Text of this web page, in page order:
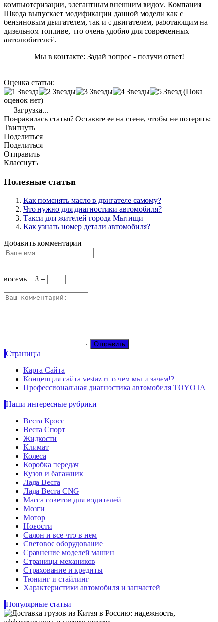
компьютеризации, элегантным внешним видом. Компания
Шкода выпускает модификации данной модели как с
бензиновым двигателем, так и с двигателем, работающим на
дизельном топливе, что очень удобно для современных
автолюбителей.
Мы в контакте: Задай вопрос - получи ответ!
Оценка статьи:
(Пока
оценок нет)
Загрузка...
Понравилась статья? Оставьте ее на стене, чтобы не потерять:
Твитнуть
Поделиться
Поделиться
Отправить
Класснуть
Полезные статьи
Как поменять масло в двигателе самому?
Что нужно для диагностики автомобиля?
Такси для жителей города Мытищи
Как узнать номер детали автомобиля?
Добавить комментарий
восемь − 8 =
Страницы
Карта Сайта
Концепция сайта vestaz.ru о чем мы и зачем!?
Профессиональная диагностика автомобиля TOYOTA
Наши интересные рубрики
Веста Кросс
Веста Спорт
Жидкости
Климат
Колеса
Коробка передач
Кузов и багажник
Лада Веста
Лада Веста CNG
Масса советов для водителей
Мозги
Мотор
Новости
Салон и все что в нем
Световое оборудование
Сравнение моделей машин
Страницы механиков
Страхование и кредиты
Тюнинг и стайлинг
Характеристики автомобиля и запчастей
Популярные статьи